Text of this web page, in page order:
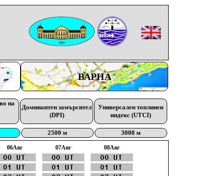
ВАРНА
на
Доминантен замърсител
(DPI)
Универсален топлинен
индекс (UTCI)
2500 м 3000 м
06Aвг 07Aвг 08Aвг